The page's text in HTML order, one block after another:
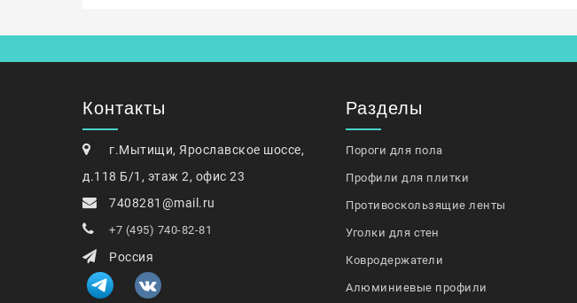
Контакты
г.Мытищи, Ярославское шоссе,
д.118 Б/1, этаж 2, офис 23
7408281@mail.ru
+7 (495) 740-82-81
Россия
Разделы
Пороги для пола
Профили для плитки
Противоскользящие ленты
Уголки для стен
Ковродержатели
Алюминиевые профили